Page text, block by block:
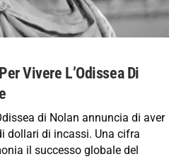
Vivere L’Odissea Di
di Nolan annuncia di aver
dollari di incassi. Una cifra
il successo globale del